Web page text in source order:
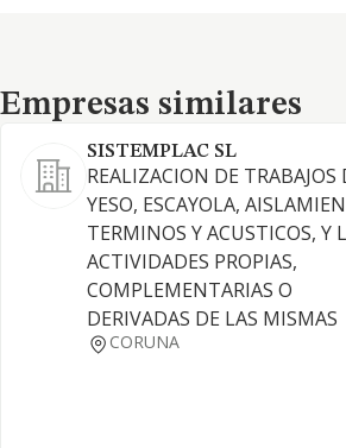
Empresas similares
Empresas similares
SISTEMPLAC SL
REALIZACION DE TRABAJOS
YESO, ESCAYOLA,
TERMINOS Y ACUSTICOS, Y
ACTIVIDADES PROPIAS,
COMPLEMENTARIAS O
DERIVADAS DE LAS MISMAS
CORUNA